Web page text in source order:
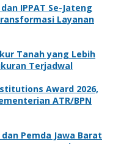
IPPAT Se-Jateng
Layanan
Tanah yang Lebih
Terjadwal
Award 2026,
ATR/BPN
Pemda Jawa Barat